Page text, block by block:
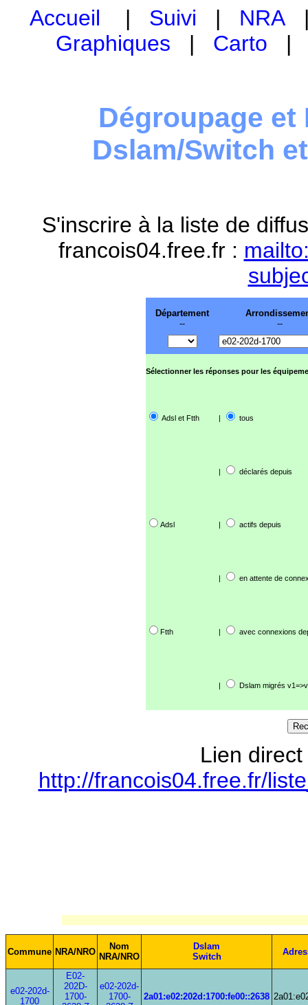
Accueil | Suivi | NRA
Graphiques | Carto
Dégroupage et
Dslam/Switch
S'inscrire à la liste de
francois04.free.fr :
Département
--
--
Sélectionner les réponses pour les
Adsl et Ftth | tous
| déclarés depuis
Adsl | actifs depuis
| en attente de
Ftth | avec connexions
| Dslam migrés
Lien
http://francois04.free.fr/
Commune NRA/NRO
Nom
NRA/NRO
Dslam
Switch
e02-202d-
1700
E02-
202D-
1700-
e02-202d-
1700-
2a01:e02:202d:1700:fe00::2638